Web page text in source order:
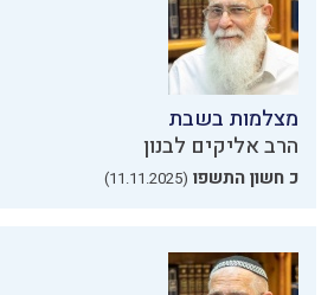
מצלמות בשבת
הרב אליקים לבנון
כ חשון התשפו (11.11.2025)